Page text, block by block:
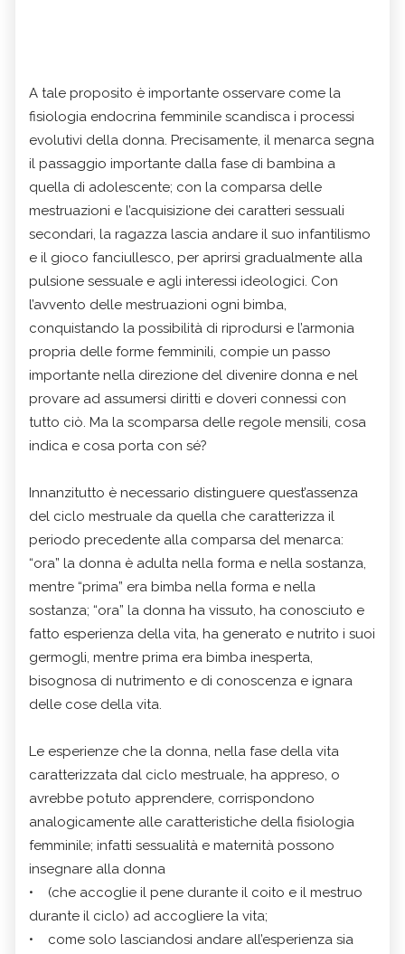
A tale proposito è importante osservare come la
fisiologia endocrina femminile scandisca i processi
evolutivi della donna. Precisamente, il menarca segna
il passaggio importante dalla fase di bambina a
quella di adolescente; con la comparsa delle
mestruazioni e l’acquisizione dei caratteri sessuali
secondari, la ragazza lascia andare il suo infantilismo
e il gioco fanciullesco, per aprirsi gradualmente alla
pulsione sessuale e agli interessi ideologici. Con
l’avvento delle mestruazioni ogni bimba,
conquistando la possibilità di riprodursi e l’armonia
propria delle forme femminili, compie un passo
importante nella direzione del divenire donna e nel
provare ad assumersi diritti e doveri connessi con
tutto ciò. Ma la scomparsa delle regole mensili, cosa
indica e cosa porta con sé?
Innanzitutto è necessario distinguere quest’assenza
del ciclo mestruale da quella che caratterizza il
periodo precedente alla comparsa del menarca:
“ora” la donna è adulta nella forma e nella sostanza,
mentre “prima” era bimba nella forma e nella
sostanza; “ora” la donna ha vissuto, ha conosciuto e
fatto esperienza della vita, ha generato e nutrito i suoi
germogli, mentre prima era bimba inesperta,
bisognosa di nutrimento e di conoscenza e ignara
delle cose della vita.
Le esperienze che la donna, nella fase della vita
caratterizzata dal ciclo mestruale, ha appreso, o
avrebbe potuto apprendere, corrispondono
analogicamente alle caratteristiche della fisiologia
femminile; infatti sessualità e maternità possono
insegnare alla donna
• (che accoglie il pene durante il coito e il mestruo
durante il ciclo) ad accogliere la vita;
• come solo lasciandosi andare all’esperienza sia